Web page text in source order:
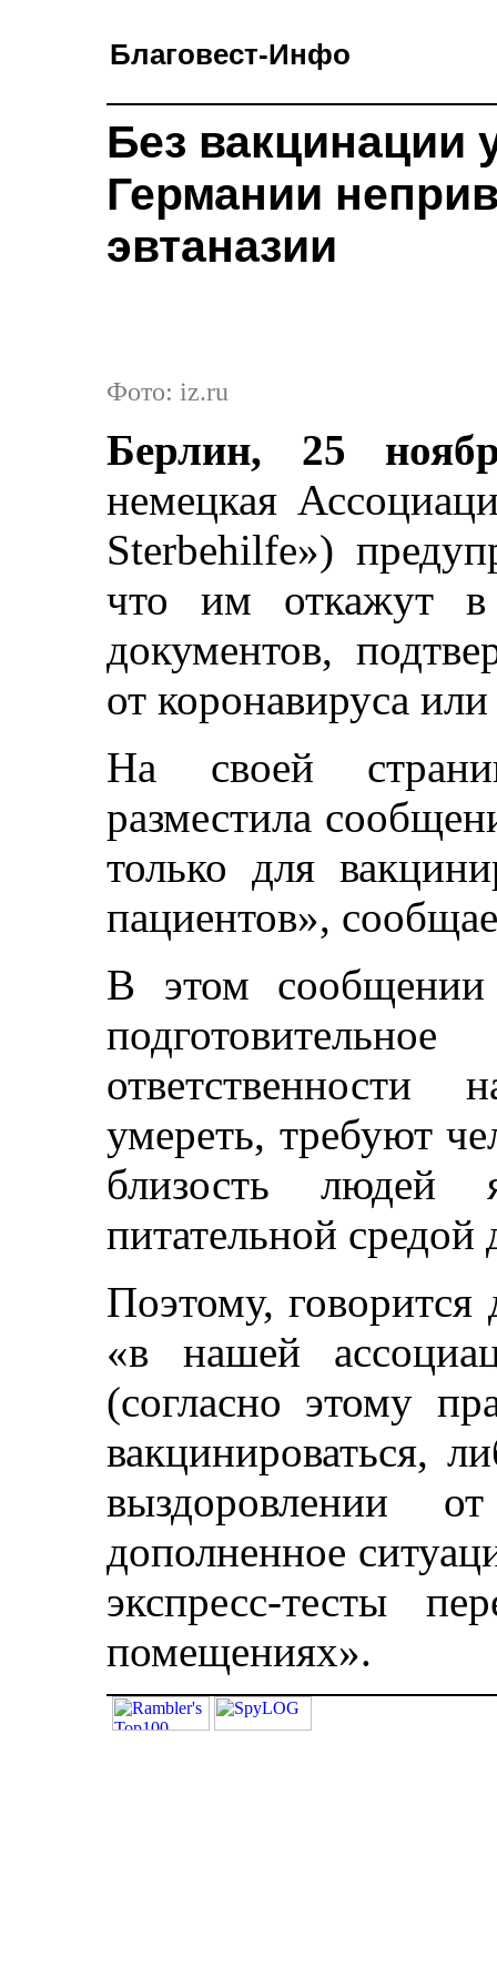
Благовест-Инфо
Без вакцинации
Германии
эвтаназии
Фото: iz.ru
Берлин, 25
немецкая
Sterbehilfe»)
что им откажут в
документов,
от коронавируса
На своей
разместила
только для
пациентов»,
В этом сообщении
умереть, требуют
близость людей
питательной средой
Поэтому, говорится
«в нашей
(согласно этому
вакцинироваться,
выздоровлении
дополненное
экспресс-тесты
помещениях».